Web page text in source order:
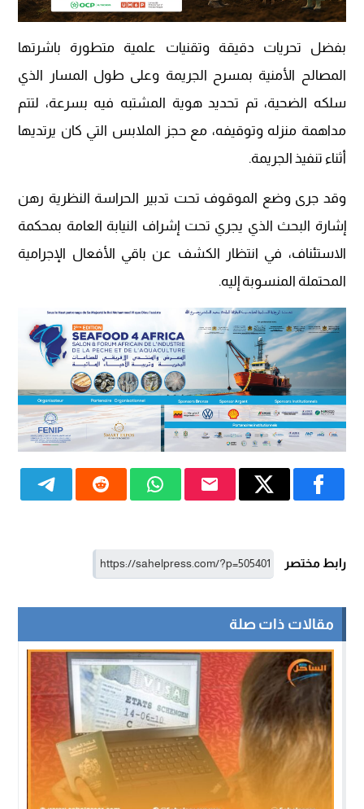
بفضل تحريات دقيقة وتقنيات علمية متطورة باشرتها
المصالح الأمنية بمسرح الجريمة وعلى طول المسار الذي
سلكه الضحية، تم تحديد هوية المشتبه فيه بسرعة، لتتم
مداهمة منزله وتوقيفه، مع حجز الملابس التي كان يرتديها
أثناء تنفيذ الجريمة.
وقد جرى وضع الموقوف تحت تدبير الحراسة النظرية رهن
إشارة البحث الذي يجري تحت إشراف النيابة العامة بمحكمة
الاستئناف، في انتظار الكشف عن باقي الأفعال الإجرامية
المحتملة المنسوبة إليه.
رابط مختصر
مقالات ذات صلة